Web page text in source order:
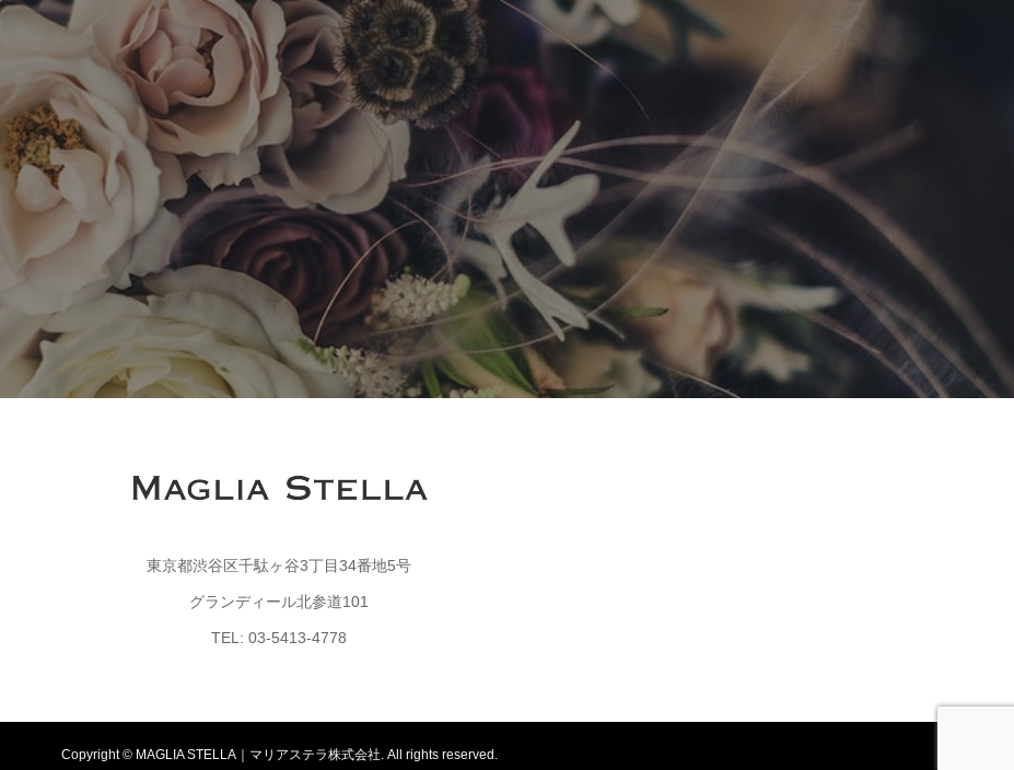
東京都渋谷区千駄ヶ谷3丁目34番地5号
グランディール北参道101
TEL: 03-5413-4778
Copyright © MAGLIA STELLA｜マリアステラ株式会社. All rights reserved.